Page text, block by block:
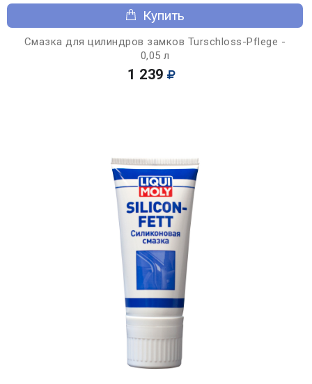
Купить
Смазка для цилиндров замков Turschloss-Pflege -
0,05 л
1 239